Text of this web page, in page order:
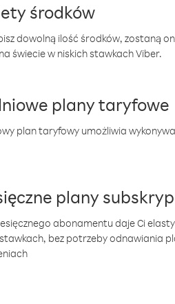
środków
dowolną ilość środków, zostaną
świecie w niskich stawkach Viber.
plany taryfowe
plan taryfowy umożliwia
plany
abonamentu daje Ci
bez potrzeby odnawiania